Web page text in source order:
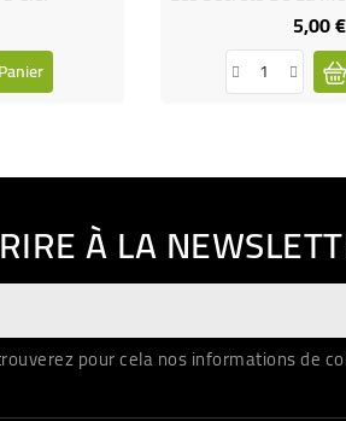
Panier
5,00 €
À LA
pour cela nos informations de